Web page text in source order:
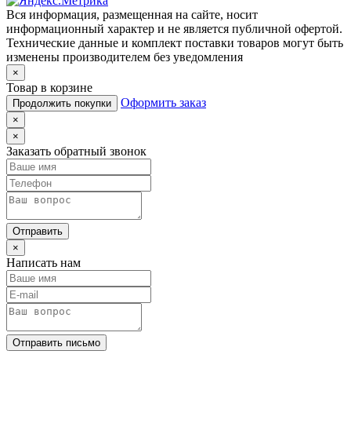
Вся информация, размещенная на сайте, носит
информационный характер и не является публичной офертой.
Технические данные и комплект поставки товаров могут быть
изменены производителем без уведомления
×
Товар в корзине
Продолжить покупки Оформить заказ
×
×
Заказать обратный звонок
Отправить
×
Написать нам
Отправить письмо